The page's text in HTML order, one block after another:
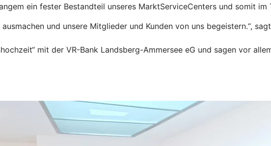
ein fester Bestandteil unseres MarktServiceCenters und somit im
und unsere Mitglieder und Kunden von uns begeistern.“,
mit der VR-Bank Landsberg-Ammersee eG und sagen vor